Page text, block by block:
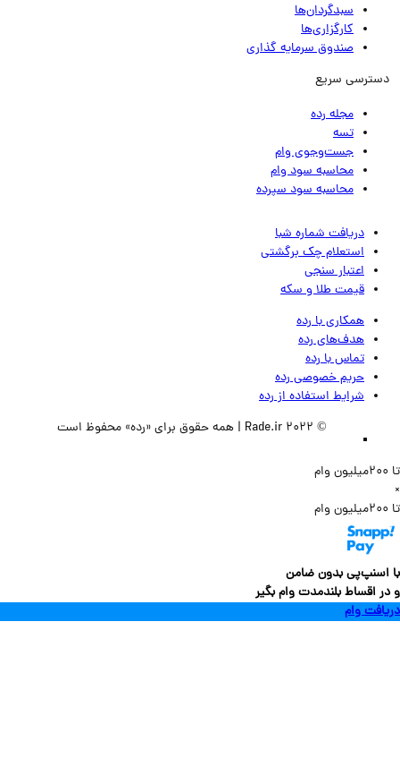
سبدگردان‌ها
کارگزاری‌ها
صندوق سرمایه گذاری
سریع
مجله رده
تسه
جست‌وجوی وام
محاسبه سود وام
محاسبه سود سپرده
دریافت شماره شبا
استعلام چک برگشتی
اعتبار سنجی
قیمت طلا و سکه
همکاری با رده
هدف‌های رده
تماس‌ با‌ رده
حریم خصوصی رده
شرایط استفاده از رده
بدون ضامن
بلندمدت وام بگیر
وام